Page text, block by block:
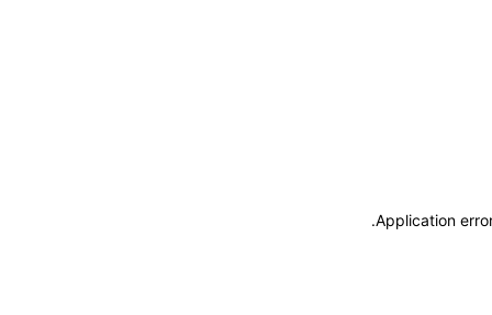
Application
.